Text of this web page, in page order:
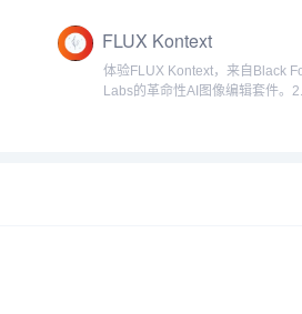
即访问我们的平台，开启您的...
FLUX Kontext
体验FLUX Kontext，来自Black
Labs的革命性AI图像编辑套件。